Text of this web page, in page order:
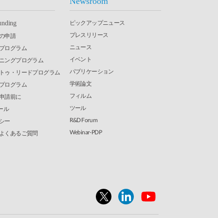
申請
ログラム
ングプログラム
ゥ・リードプログラム
ログラム
請前に
ル
ー
くあるご質問
ピックアップニュース
プレスリリース
ニュース
イベント
パブリケーション
学術論文
フィルム
ツール
R&D Forum
Webinar-PDP